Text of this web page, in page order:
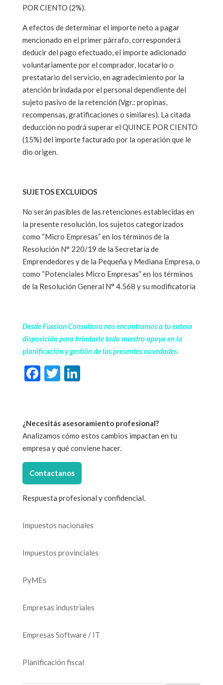
POR CIENTO (2%).
A efectos de determinar el importe neto a pagar
mencionado en el primer párrafo, corresponderá
deducir del pago efectuado, el importe adicionado
voluntariamente por el comprador, locatario o
prestatario del servicio, en agradecimiento por la
atención brindada por el personal dependiente del
sujeto pasivo de la retención (Vgr.: propinas,
recompensas, gratificaciones o similares). La citada
deducción no podrá superar el QUINCE POR CIENTO
(15%) del importe facturado por la operación que le
dio origen.
SUJETOS EXCLUIDOS
No serán pasibles de las retenciones establecidas en
la presente resolución, los sujetos categorizados
como “Micro Empresas” en los términos de la
Resolución N° 220/19 de la Secretaría de
Emprendedores y de la Pequeña y Mediana Empresa, o
como “Potenciales Micro Empresas” en los términos
de la Resolución General N° 4.568 y su modificatoria
Desde Fussion Consultora nos encontramos a tu entera
disposición para brindarte todo nuestro apoyo en la
planificación y gestión de las presentes novedades.
F
b
o
o
k
T
er
Li
dI
n
¿Necesitás asesoramiento profesional?
Analizamos cómo estos cambios impactan en tu
empresa y qué conviene hacer.
Contactanos
Respuesta profesional y confidencial.
Impuestos nacionales
Impuestos provinciales
PyMEs
Empresas industriales
Empresas Software / IT
Planificación fiscal